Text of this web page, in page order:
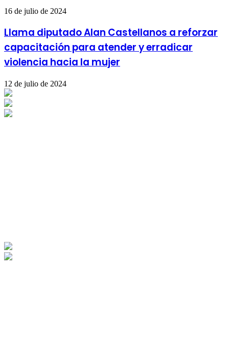
16 de julio de 2024
Llama diputado Alan Castellanos a reforzar
capacitación para atender y erradicar
violencia hacia la mujer
12 de julio de 2024